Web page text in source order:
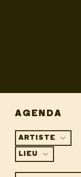
AGENDA
ARTISTE
LIEU